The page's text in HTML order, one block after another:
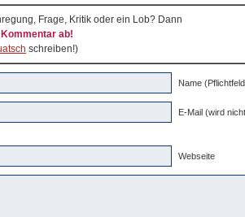
Frage, Kritik oder ein Lob? Dann
ab!
schreiben!)
Name
E-Mail (wird
Webseite